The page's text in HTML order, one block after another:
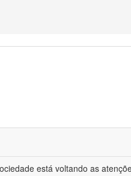
está voltando as